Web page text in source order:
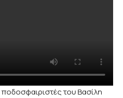
του Βασίλη